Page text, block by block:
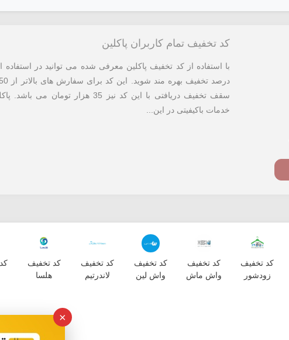
کد تخفیف تمام کاربران پاکلین
سقف تخفیف دریافتی با این کد نیز 35
خدمات باکیفیتی در این...
کد تخفیف
زودشور
کد تخفیف
واش ماش
کد تخفیف
واش لین
کد تخفیف
لاندرتیم
کد تخفیف
هلسا
×